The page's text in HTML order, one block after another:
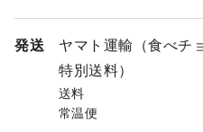
発送
ヤマト運輸（食べチ
特別送料）
送料
常温便